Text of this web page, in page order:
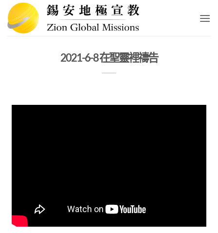
Skip
content
2021-6-8 在聖靈裡禱告